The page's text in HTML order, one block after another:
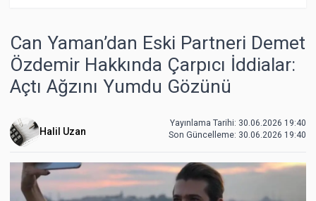
Can Yaman’dan Eski Partneri Demet
Özdemir Hakkında Çarpıcı İddialar:
Açtı Ağzını Yumdu Gözünü
Halil Uzan
Yayınlama Tarihi: 30.06.2026 19:40
Son Güncelleme: 30.06.2026 19:40